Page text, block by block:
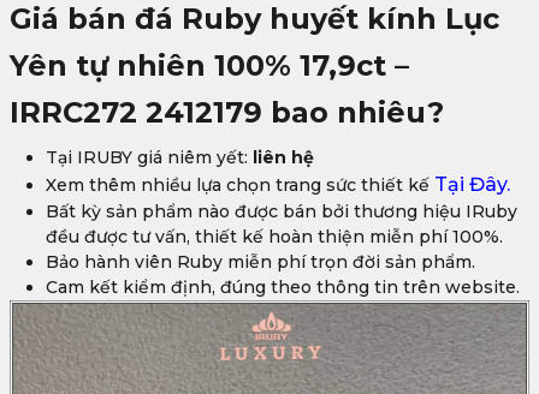
Giá bán đá Ruby huyết kính Lục
Yên tự nhiên 100% 17,9ct –
IRRC272 2412179 bao nhiêu?
Tại IRUBY giá niêm yết: liên hệ
Xem thêm nhiều lựa chọn trang sức thiết kế Tại Đây.
Bất kỳ sản phẩm nào được bán bởi thương hiệu IRuby
đều được tư vấn, thiết kế hoàn thiện miễn phí 100%.
Bảo hành viên Ruby miễn phí trọn đời sản phẩm.
Cam kết kiểm định, đúng theo thông tin trên website.